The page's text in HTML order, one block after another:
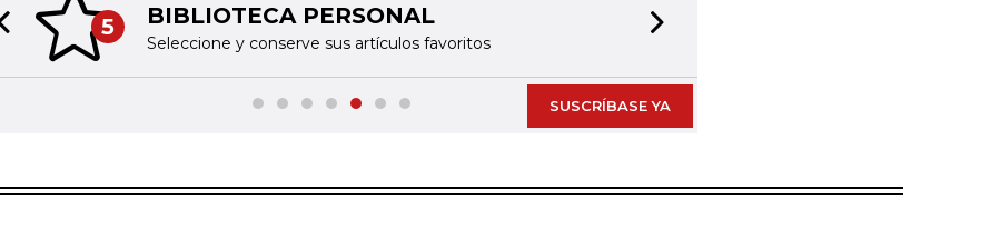
5 BIBLIOTECA PERSONAL
Seleccione y conserve sus artículos favoritos
Previous slide
SUSCRÍBASE YA